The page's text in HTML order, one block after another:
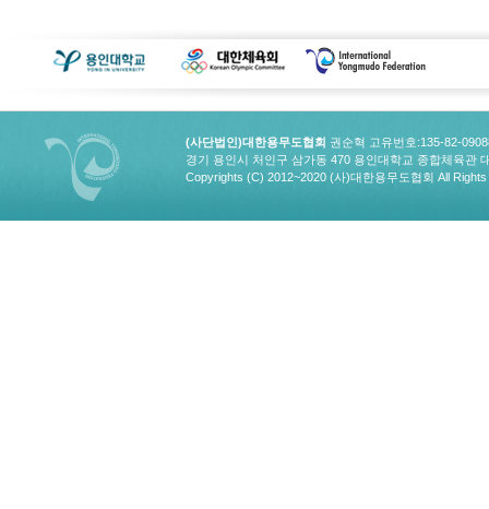
(사단법인)대한용무도협회 권순혁 고유번호:135-82-
경기 용인시 처인구 삼가동 470 용인대학교 종합체육관
Copyrights (C) 2012~2020 (사)대한용무도협회 All